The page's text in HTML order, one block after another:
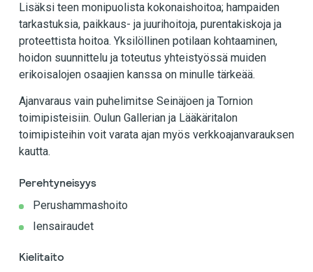
Lisäksi teen monipuolista kokonaishoitoa; hampaiden
tarkastuksia, paikkaus- ja juurihoitoja, purentakiskoja ja
proteettista hoitoa. Yksilöllinen potilaan kohtaaminen,
hoidon suunnittelu ja toteutus yhteistyössä muiden
erikoisalojen osaajien kanssa on minulle tärkeää.
Ajanvaraus vain puhelimitse Seinäjoen ja Tornion
toimipisteisiin. Oulun Gallerian ja Lääkäritalon
toimipisteihin voit varata ajan myös verkkoajanvarauksen
kautta.
Perehtyneisyys
Perushammashoito
Iensairaudet
Kielitaito